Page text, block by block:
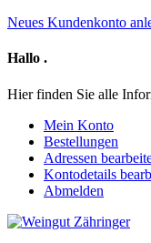
Neues Kundenkonto
Hallo .
Hier finden Sie alle
Mein Konto
Bestellungen
Adressen
Kontodetails
Abmelden